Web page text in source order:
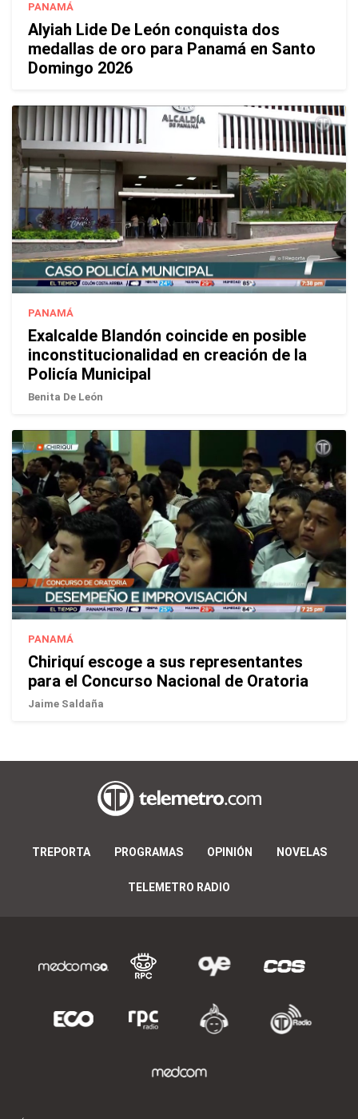
PANAMÁ
Alyiah Lide De León conquista dos
medallas de oro para Panamá en Santo
Domingo 2026
PANAMÁ
Exalcalde Blandón coincide en posible
inconstitucionalidad en creación de la
Policía Municipal
Benita De León
PANAMÁ
Chiriquí escoge a sus representantes
para el Concurso Nacional de Oratoria
Jaime Saldaña
TREPORTA PROGRAMAS OPINIÓN NOVELAS
TELEMETRO RADIO